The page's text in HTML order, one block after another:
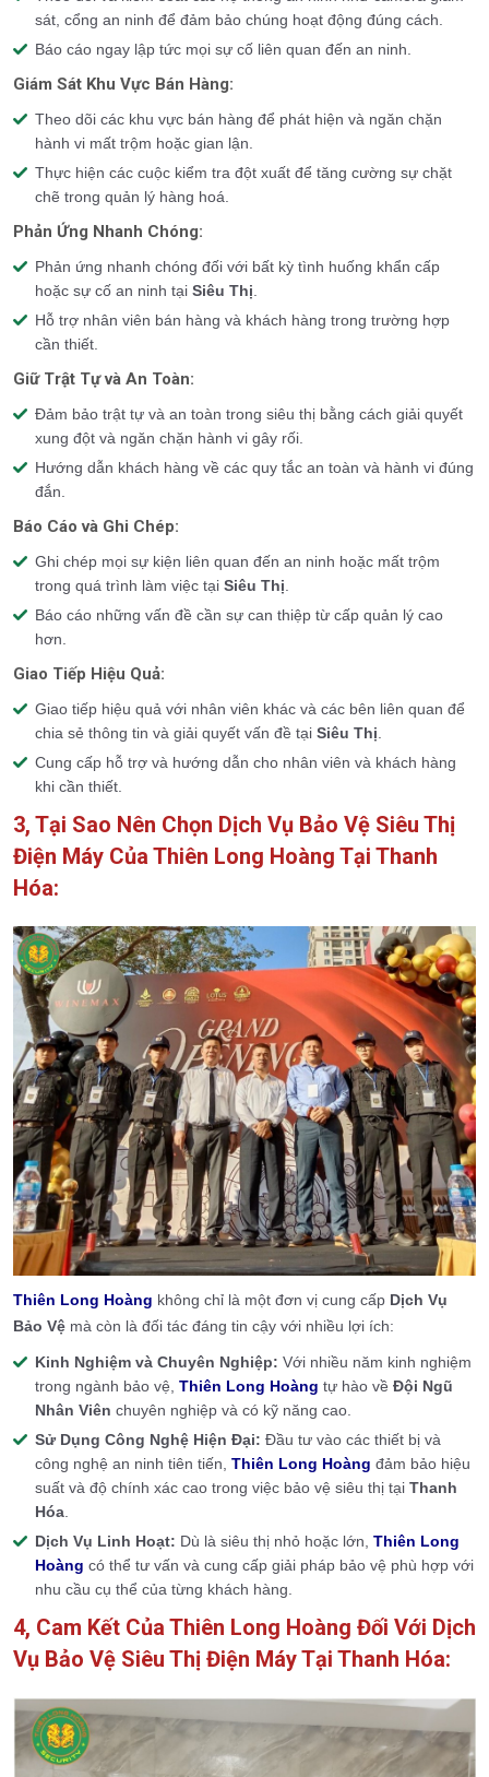
sát, cổng an ninh để đảm bảo chúng hoạt động đúng cách.
Báo cáo ngay lập tức mọi sự cố liên quan đến an ninh.
Giám Sát Khu Vực Bán Hàng:
Theo dõi các khu vực bán hàng để phát hiện và ngăn chặn
hành vi mất trộm hoặc gian lận.
Thực hiện các cuộc kiểm tra đột xuất để tăng cường sự chặt
chẽ trong quản lý hàng hoá.
Phản Ứng Nhanh Chóng:
Phản ứng nhanh chóng đối với bất kỳ tình huống khẩn cấp
hoặc sự cố an ninh tại Siêu Thị.
Hỗ trợ nhân viên bán hàng và khách hàng trong trường hợp
cần thiết.
Giữ Trật Tự và An Toàn:
Đảm bảo trật tự và an toàn trong siêu thị bằng cách giải quyết
xung đột và ngăn chặn hành vi gây rối.
Hướng dẫn khách hàng về các quy tắc an toàn và hành vi đúng
đắn.
Báo Cáo và Ghi Chép:
Ghi chép mọi sự kiện liên quan đến an ninh hoặc mất trộm
trong quá trình làm việc tại Siêu Thị.
Báo cáo những vấn đề cần sự can thiệp từ cấp quản lý cao
hơn.
Giao Tiếp Hiệu Quả:
Giao tiếp hiệu quả với nhân viên khác và các bên liên quan để
chia sẻ thông tin và giải quyết vấn đề tại Siêu Thị.
Cung cấp hỗ trợ và hướng dẫn cho nhân viên và khách hàng
khi cần thiết.
3, Tại Sao Nên Chọn Dịch Vụ Bảo Vệ Siêu Thị
Điện Máy Của Thiên Long Hoàng Tại Thanh
Hóa:
Thiên Long Hoàng không chỉ là một đơn vị cung cấp Dịch Vụ
Bảo Vệ mà còn là đối tác đáng tin cậy với nhiều lợi ích:
Kinh Nghiệm và Chuyên Nghiệp: Với nhiều năm kinh nghiệm
trong ngành bảo vệ, Thiên Long Hoàng tự hào về Đội Ngũ
Nhân Viên chuyên nghiệp và có kỹ năng cao.
Sử Dụng Công Nghệ Hiện Đại: Đầu tư vào các thiết bị và
công nghệ an ninh tiên tiến, Thiên Long Hoàng đảm bảo hiệu
suất và độ chính xác cao trong việc bảo vệ siêu thị tại Thanh
Hóa
Dịch Vụ Linh Hoạt: Dù là siêu thị nhỏ hoặc lớn, Thiên Long
Hoàng có thể tư vấn và cung cấp giải pháp bảo vệ phù hợp với
nhu cầu cụ thể của từng khách hàng.
4, Cam Kết Của Thiên Long Hoàng Đối Với Dịch
Vụ Bảo Vệ Siêu Thị Điện Máy Tại Thanh Hóa: